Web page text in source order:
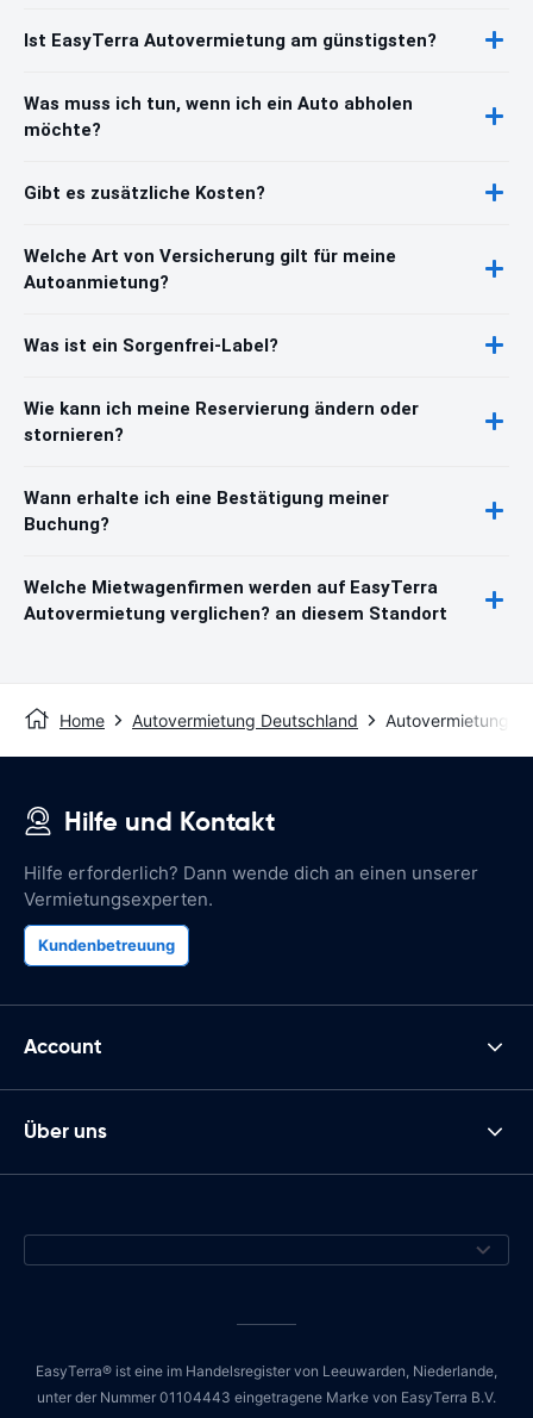
Ist EasyTerra Autovermietung am günstigsten?
Was muss ich tun, wenn ich ein Auto abholen
möchte?
Gibt es zusätzliche Kosten?
Welche Art von Versicherung gilt für meine
Autoanmietung?
Was ist ein Sorgenfrei-Label?
Wie kann ich meine Reservierung ändern oder
stornieren?
Wann erhalte ich eine Bestätigung meiner
Buchung?
Welche Mietwagenfirmen werden auf EasyTerra
Autovermietung verglichen? an diesem Standort
Home Autovermietung Deutschland Autovermietung
Hilfe und Kontakt
Hilfe erforderlich? Dann wende dich an einen unserer
Vermietungsexperten.
Kundenbetreuung
Account
Über uns
EasyTerra® ist eine im Handelsregister von Leeuwarden, Niederlande,
unter der Nummer 01104443 eingetragene Marke von EasyTerra B.V.